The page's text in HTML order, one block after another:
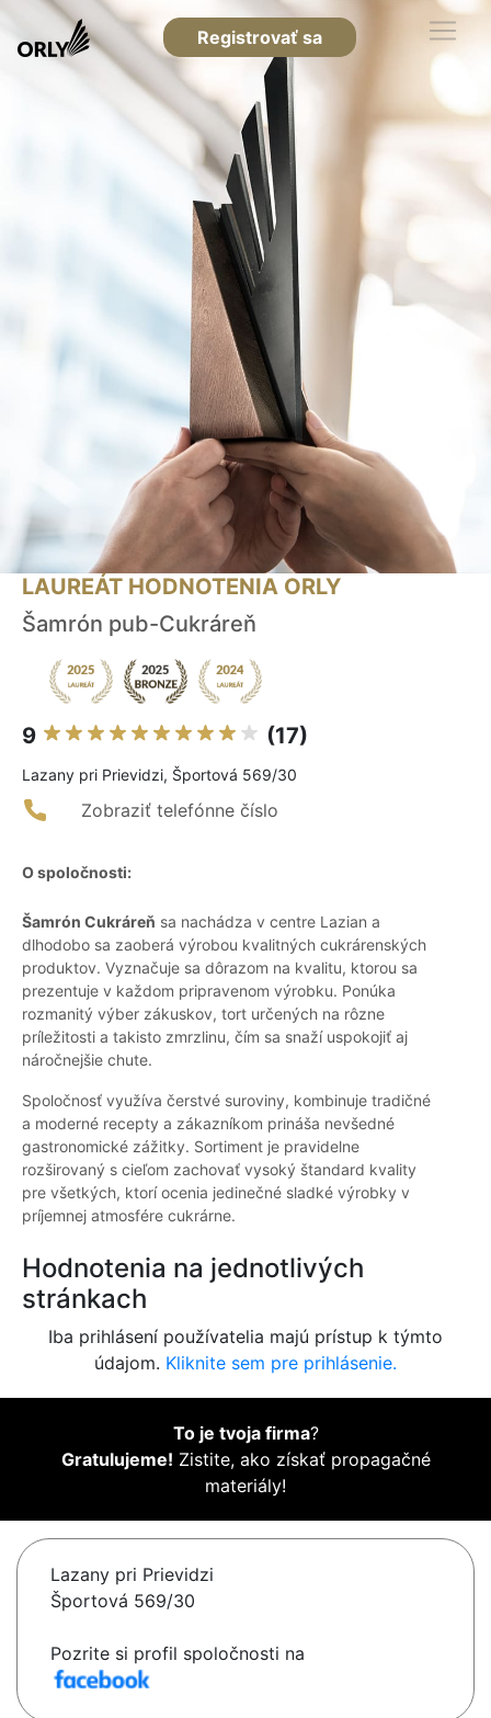
Registrovať sa
LAUREÁT HODNOTENIA ORLY
Šamrón pub-Cukráreň
9 (17)
Lazany pri Prievidzi, Športová 569/30
Zobraziť telefónne číslo
O spoločnosti:
Šamrón Cukráreň sa nachádza v centre Lazian a
dlhodobo sa zaoberá výrobou kvalitných cukrárenských
produktov. Vyznačuje sa dôrazom na kvalitu, ktorou sa
prezentuje v každom pripravenom výrobku. Ponúka
rozmanitý výber zákuskov, tort určených na rôzne
príležitosti a takisto zmrzlinu, čím sa snaží uspokojiť aj
náročnejšie chute.
Spoločnosť využíva čerstvé suroviny, kombinuje tradičné
a moderné recepty a zákazníkom prináša nevšedné
gastronomické zážitky. Sortiment je pravidelne
rozširovaný s cieľom zachovať vysoký štandard kvality
pre všetkých, ktorí ocenia jedinečné sladké výrobky v
príjemnej atmosfére cukrárne.
Hodnotenia na jednotlivých
stránkach
Iba prihlásení používatelia majú prístup k týmto
údajom. Kliknite sem pre prihlásenie.
To je tvoja firma?
Gratulujeme! Zistite, ako získať propagačné
materiály!
Lazany pri Prievidzi
Športová 569/30
Pozrite si profil spoločnosti na